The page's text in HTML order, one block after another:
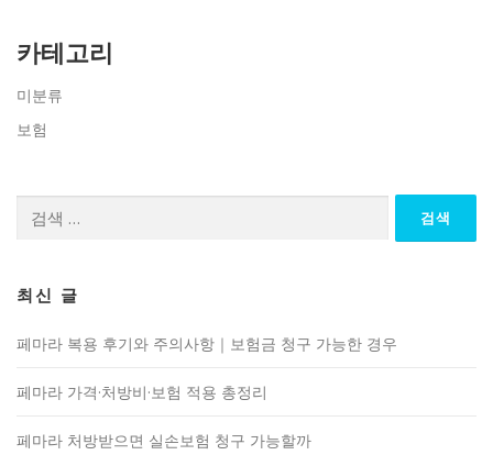
카테고리
미분류
보험
최신 글
페마라 복용 후기와 주의사항｜보험금 청구 가능한 경우
페마라 가격·처방비·보험 적용 총정리
페마라 처방받으면 실손보험 청구 가능할까